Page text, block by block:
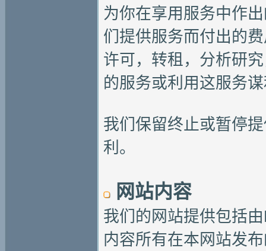
为你在享用服务中作
们提供服务而付出的
许可，转租，分析研
的服务或利用这服务
我们保留终止或暂停
利。
网站内容
我们的网站提供包括
内容所有在本网站发